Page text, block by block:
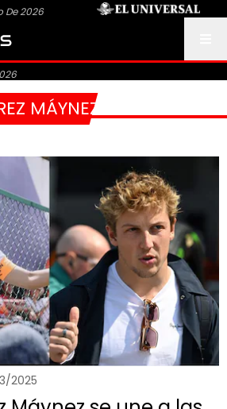
De 2026
MÁYNEZ
2025